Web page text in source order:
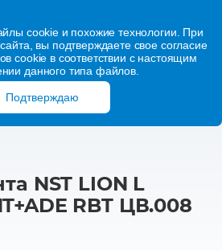
cookie и похожие технологии. При
вы подтверждаете свое согласие
cookie в соответствии с настоящим
данного типа файлов.
Подтверждаю
NST LION L
RBT ЦВ.008